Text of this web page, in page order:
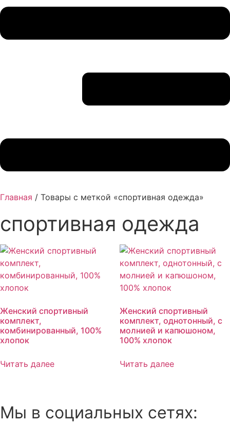
Главная / Товары с меткой «спортивная одежда»
спортивная одежда
Женский спортивный
комплект,
комбинированный, 100%
хлопок
Читать далее
Женский спортивный
комплект, однотонный, с
молнией и капюшоном,
100% хлопок
Читать далее
Мы в социальных сетях: